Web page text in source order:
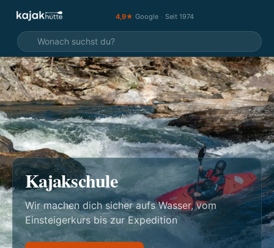
4,9★ Google · Seit 1974
Kajakschule
Wir machen dich sicher aufs Wasser, vom
Einsteigerkurs bis zur Expedition